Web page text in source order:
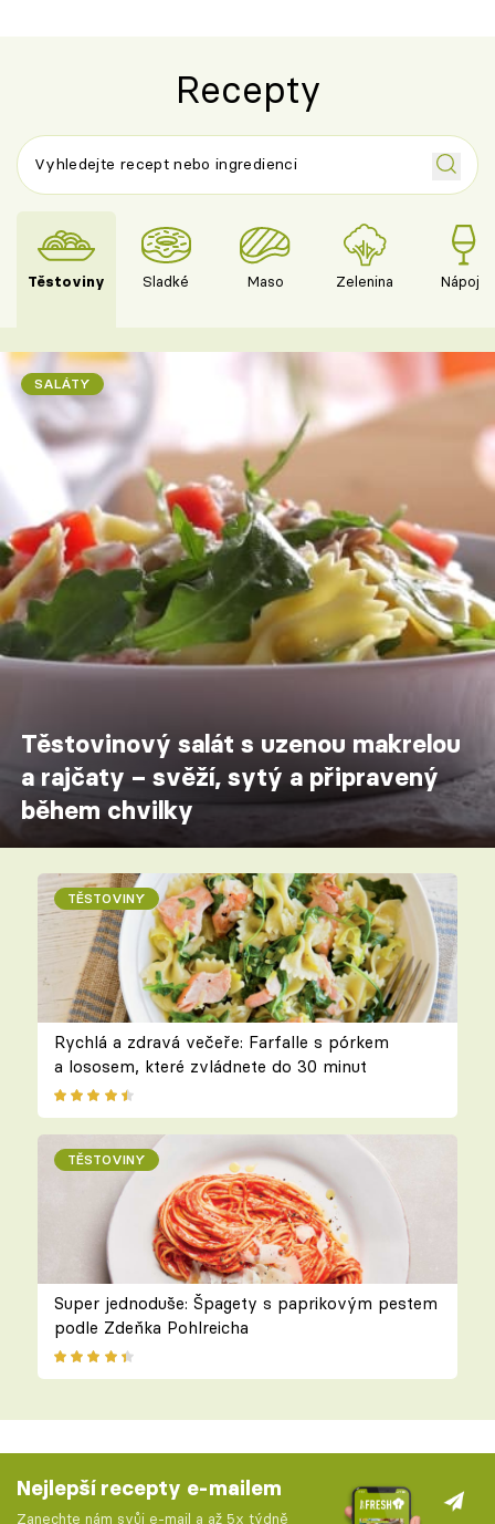
Recepty
Těstoviny Sladké Maso Zelenina Nápoje
SALÁTY
Těstovinový salát s uzenou makrelou
a rajčaty – svěží, sytý a připravený
během chvilky
TĚSTOVINY
Rychlá a zdravá večeře: Farfalle s pórkem
a lososem, které zvládnete do 30 minut
TĚSTOVINY
Super jednoduše: Špagety s paprikovým pestem
podle Zdeňka Pohlreicha
Nejlepší recepty e-mailem
Zanechte nám svůj e-mail a až 5x týdně